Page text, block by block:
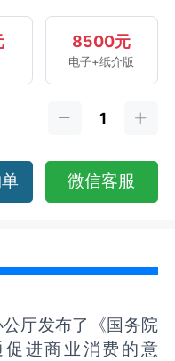
8500元
电子+纸介版
微信客服
厅发布了《国务院
进商业消费的意